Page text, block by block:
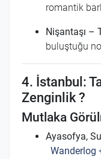
romantik
Nişantaşı –
buluştuğu
4. İstanbul:
Zenginlik ?️
Mutlaka
Ayasofya,
Wanderlog